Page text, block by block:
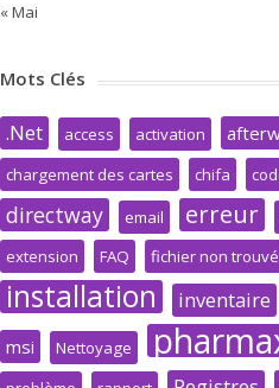
« Mai
Mots Clés
.Net access activation
chargement des cartes chifa
directway email erreur
extension FAQ fichier non trouvé
installation inventaire
msi Nettoyage